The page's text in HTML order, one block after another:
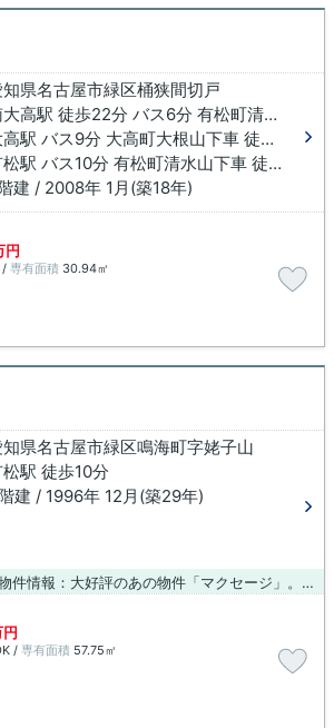
県名古屋市緑区桶狭間切戸
南大高駅 徒歩22分 バス6分 有松町清水山下車 徒歩9分
大高駅 バス9分 大高町大根山下車 徒歩10分
有松駅 バス10分 有松町清水山下車 徒歩9分
建 / 2008年 1月(築18年)
円
/ 専有面積 30.94㎡
県名古屋市緑区鳴海町字姥子山
駅 徒歩10分
建 / 1996年 12月(築29年)
名古屋市緑区近辺での物件情報：大好評のあの物件「マクセージ」。新築マンションです。高いニーズのある、駅徒歩10分の物件です。名古屋市緑区は住環境が充実しており、利便性の高い暮らしをするならこのエリアです。当社は地域に密着し、多種多様な賃貸情報を取り扱っているので、ぜひご連絡下さい。
/ 専有面積 57.75㎡